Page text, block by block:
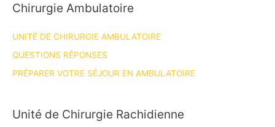
Chirurgie Ambulatoire
UNITÉ DE CHIRURGIE AMBULATOIRE
QUESTIONS RÉPONSES
PRÉPARER VOTRE SÉJOUR EN AMBULATOIRE
Unité de Chirurgie Rachidienne